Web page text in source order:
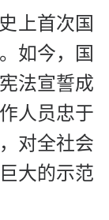
上首次国
如今，国
法宣誓成
人员忠于
对全社会
大的示范